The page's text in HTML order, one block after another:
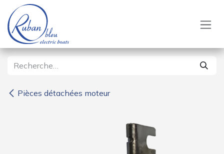
Se rendre au contenu
Pièces détachées moteur